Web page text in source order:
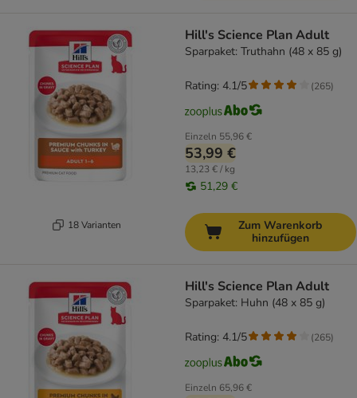
18 Varianten
Hill's Science Plan Adult
Sparpaket: Truthahn (48 x 85 g)
Einzeln 55,96 €
53,99 €
13,23 € / kg
51,29 €
Rating: 4.1/5 (265)
Zum Warenkorb
hinzufügen
Hill's Science Plan Adult
Sparpaket: Huhn (48 x 85 g)
Einzeln 65,96 €
Rating: 4.1/5 (265)